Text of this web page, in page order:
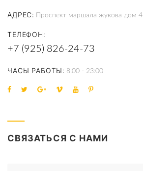
АДРЕС Проспект маршала жукова дом 4
ТЕЛЕФОН
+7 (925) 826-24-73
ЧАСЫ РАБОТЫ 8:00 - 23:00
СВЯЗАТЬСЯ С НАМИ